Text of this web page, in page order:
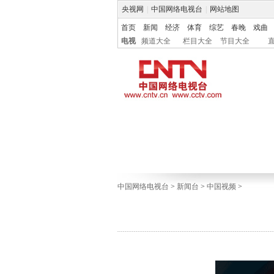
央视网 中国网络电视台 网站地图
首页 新闻 经济 体育 综艺 春晚
戏曲
电视
频道大全 栏目大全 节目大全
中国网络电视台 > 新闻台 > 中国视频 >